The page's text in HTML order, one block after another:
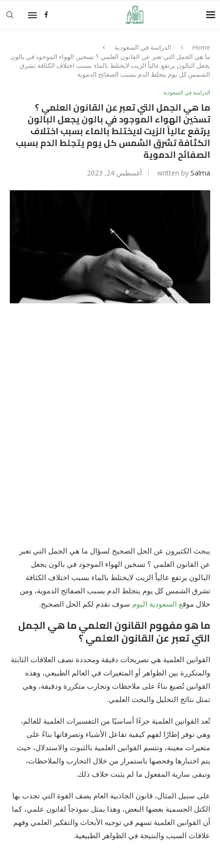
Home
الدراسة في السعودية
ما هي الجمل التي تعبر عن القانون العلمي ؟ تسخين الهواء الموجود في بالون
يجعل البالون يرتفع عالياً الزيت لايختلط بالماء بسبب اختلاف الكثافة تشرق
الشمس كل يوم يتجلط الدم بسبب الصفائح الدموية
الدراسة في السعودية
ما هي الجمل التي تعبر عن القانون العلمي ؟
تسخين الهواء الموجود في بالون يجعل البالون
يرتفع عالياً الزيت لايختلط بالماء بسبب اختلاف
الكثافة تشرق الشمس كل يوم يتجلط الدم بسبب
الصفائح الدموية
written by Salma أغسطس 24, 2023
يبحث الكثيرون عن الحل الصحيح لسؤال ما هي الجمل التي تعبر
عن القانون العلمي ؟ تسخين الهواء الموجود في بالون يجعل
البالون يرتفع عالياً الزيت لايختلط بالماء بسبب اختلاف الكثافة
تشرق الشمس كل يوم يتجلط الدم بسبب الصفائح الدموية، ومن
خلال موقع السعودية اليوم سوف نقدم لكم الحل الصحيح.
ما هو مفهوم القانون العلمي ما هي الجمل
التي تعبر عن القانون العلمي ؟
القوانين العلمية هي تصريحات دقيقة ومحددة تصف العلاقات الثابتة
والمتكررة بين الظواهر أو المتغيرات في العالم الطبيعي، وهذه
القوانين تُصيغ بناءً على ملاحظات وتجارب متكررة ودقيقة، وهي
تمثل نتائج التحليل والبحث العلمي.
تُعد القوانين العلمية جزءًا أساسيًا من التفسيرات العلمية للعالم،
وهي توفر إطارًا لفهم كيفية تفاعل الأشياء وتصرفاتها بناءً على
متغيرات معينة، وتتسم القوانين العلمية بالثبوت والاستدلال، حيث
يتم اختبارها وفحصها باستمرار من خلال التجارب والملاحظات،
وتبقى سارية المفعول ما لم يثبت خلاف ذلك.
على سبيل المثال، قانون الجاذبية العام يصف القوة التي تجذب بها
الكتل الجسمية بعضها البعض، وهذا يمثل نموذجاً لقانون علمي، كما
أن القوانين العلمية تسهم في توجيه الأبحاث والتفكير العلمي وفهم
علاقات السبب والنتيجة في الظواهر الطبيعية.